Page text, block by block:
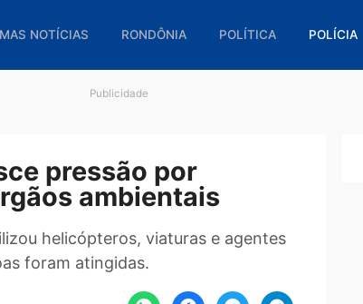
ÚLTIMAS NOTÍCIAS RONDÔNIA POLÍTICA
pressão por
órgãos ambientais
helicópteros, viaturas e agentes
pessoas foram atingidas.